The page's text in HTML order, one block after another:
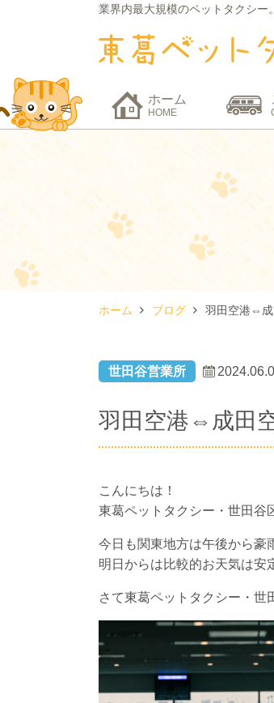
業界内最大規模のペットタクシー。
ホーム
HOME
ホーム ブログ 羽田空港⇔成
世田谷営業所
羽田空港⇔成田
こんにちは！
東葛ペットタクシー・世田谷
今日も関東地方は午後から豪
明日からは比較的お天気は安
さて東葛ペットタクシー・世